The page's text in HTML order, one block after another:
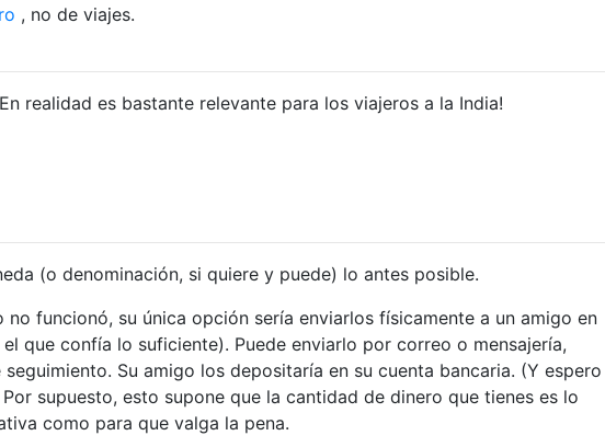
, no de viajes.
realidad es bastante relevante para los viajeros a la India!
(o denominación, si quiere y puede) lo antes posible.
no funcionó, su única opción sería enviarlos físicamente a un amigo en
que confía lo suficiente). Puede enviarlo por correo o mensajería,
Su amigo los depositaría en su cuenta bancaria. (Y espero
supuesto, esto supone que la cantidad de dinero que tienes es lo
como para que valga la pena.